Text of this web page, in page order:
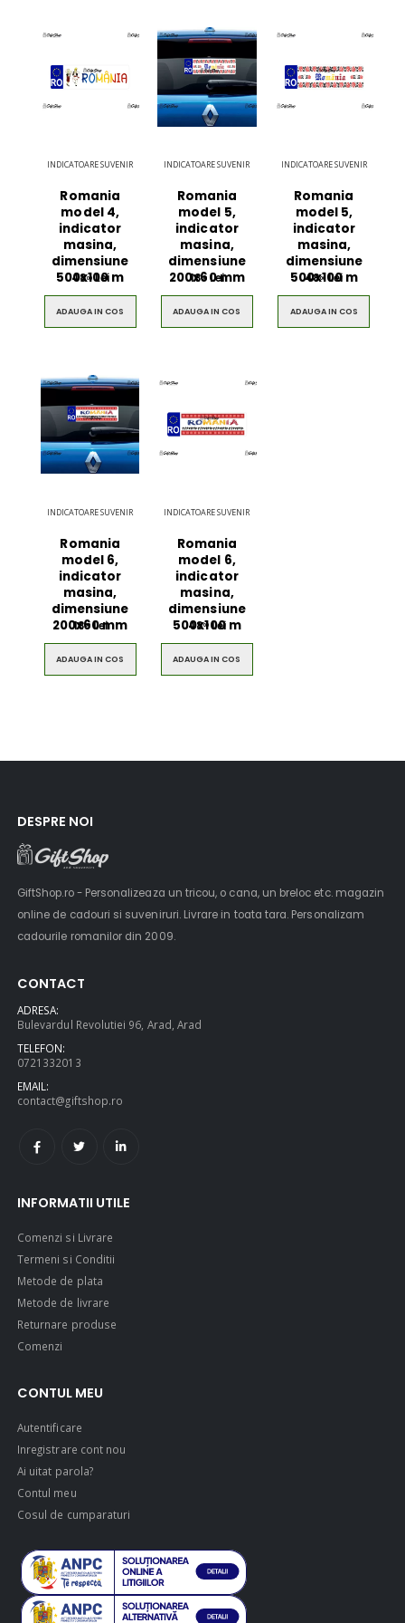
INDICATOARE SUVENIR
Romania
model 4,
indicator
masina,
dimensiune
500x100 m
4800Lei
ADAUGA IN COS
INDICATOARE SUVENIR
Romania
model 5,
indicator
masina,
dimensiune
200x60 mm
1800Lei
ADAUGA IN COS
INDICATOARE SUVENIR
Romania
model 5,
indicator
masina,
dimensiune
500x100 m
4800 Lei
ADAUGA IN COS
INDICATOARE SUVENIR
Romania
model 6,
indicator
masina,
dimensiune
200x60 mm
1800Lei
ADAUGA IN COS
INDICATOARE SUVENIR
Romania
model 6,
indicator
masina,
dimensiune
500x100 m
4800Lei
ADAUGA IN COS
DESPRE NOI
GiftShop.ro - Personalizeaza un tricou, o cana, un breloc etc. magazin
online de cadouri si suveniruri. Livrare in toata tara. Personalizam
cadourile romanilor din 2009.
CONTACT
ADRESA:
Bulevardul Revolutiei 96, Arad, Arad
TELEFON:
0721332013
EMAIL:
contact@giftshop.ro
INFORMATII UTILE
Comenzi si Livrare
Termeni si Conditii
Metode de plata
Metode de livrare
Returnare produse
Comenzi
CONTUL MEU
Autentificare
Inregistrare cont nou
Ai uitat parola?
Contul meu
Cosul de cumparaturi